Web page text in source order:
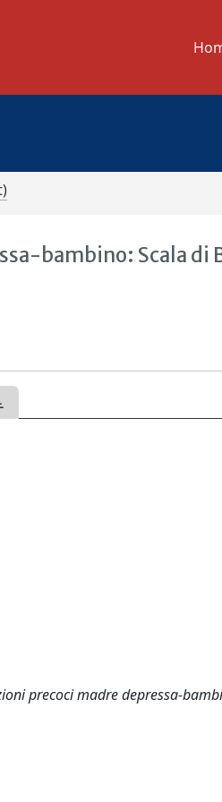
bambino: Scala di
precoci madre depressa-